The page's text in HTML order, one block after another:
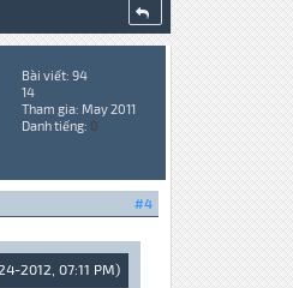
Bài viết: 94
14
Tham gia: May 2011
Danh tiếng: 0
#4
2012, 07:11 PM)